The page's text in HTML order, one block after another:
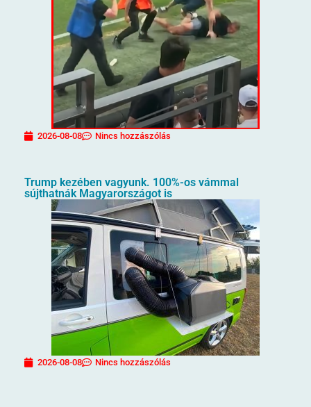
2026-08-08 Nincs hozzászólás
Trump kezében vagyunk. 100%-os vámmal
sújthatnák Magyarországot is
2026-08-08 Nincs hozzászólás